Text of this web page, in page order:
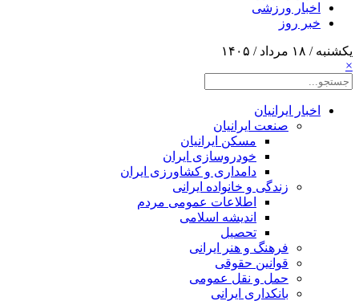
اخبار ورزشی
خبر روز
یکشنبه / ۱۸ مرداد / ۱۴۰۵
×
اخبار ایرانیان
صنعت ایرانیان
مسکن ایرانیان
خودروسازی ایران
دامداری و کشاورزی ایران
زندگی و خانواده ایرانی
اطلاعات عمومی مردم
اندیشه اسلامی
تحصیل
فرهنگ و هنر ایرانی
قوانین حقوقی
حمل و نقل عمومی
بانکداری ایرانی